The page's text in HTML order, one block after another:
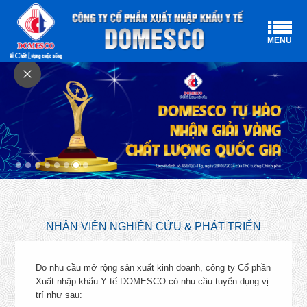
MENU
NHÂN VIÊN NGHIÊN CỨU & PHÁT TRIỂN
Do nhu cầu mở rộng sản xuất kinh doanh, công ty Cổ phần
Xuất nhập khẩu Y tế DOMESCO có nhu cầu tuyển dụng vị
trí như sau:
CHÍNH SÁCH NHÂN SỰ
công nhân lao động của công ty bao gồm: chính sách bảo hiểm
chăm sóc sức khỏe đặc biệt và bảo hiểm nhân thọ cho các
nhân sự chủ chốt, hoạt động teambuilding, thực hiện nhiều